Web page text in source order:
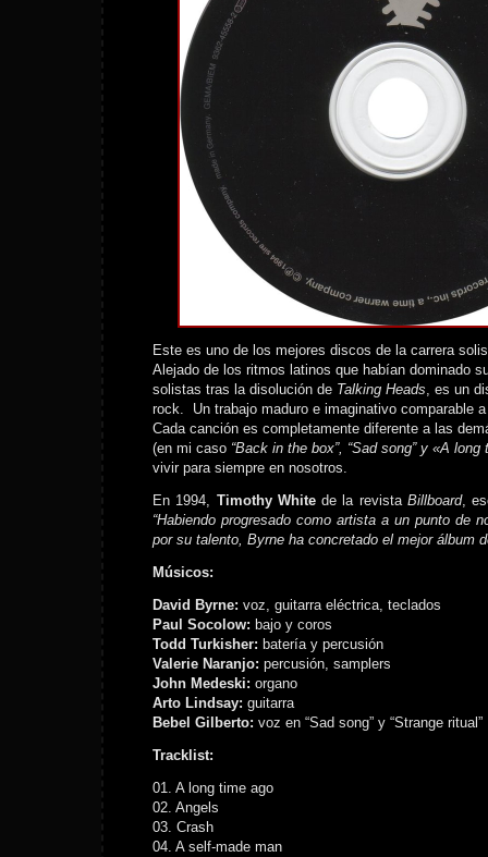
Este es uno de los mejores discos de la carrera
Alejado de los ritmos latinos que habían dominado
solistas tras la disolución de Talking Heads, es un
rock. Un trabajo maduro e imaginativo comparable
Cada canción es completamente diferente a las
(en mi caso “Back in the box”, “Sad song” y «A long
vivir para siempre en nosotros.
En 1994, Timothy Whitede la revista Billboard,
“Habiendo progresado como artista a un punto de
por su talento, Byrne ha concretado el mejor álbum
Músicos:
David Byrne: voz, guitarra eléctrica, teclados
Paul Socolow: bajo y coros
Todd Turkisher: batería y percusión
Valerie Naranjo: percusión, samplers
John Medeski: organo
Arto Lindsay: guitarra
Bebel Gilberto: voz en “Sad song” y “Strange ritual”
Tracklist:
01. A long time ago
02. Angels
03. Crash
04. A self-made man